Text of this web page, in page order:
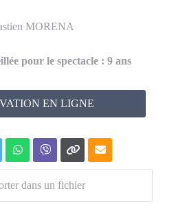
MORENA
pour le spectacle : 9 ans
EN LIGNE
dans un fichier